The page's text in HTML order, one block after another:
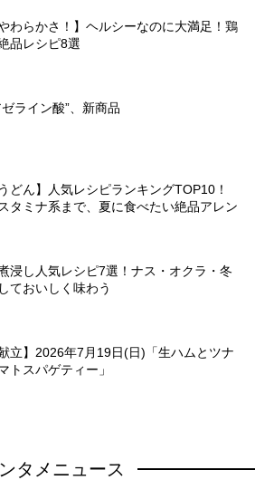
やわらかさ！】ヘルシーなのに大満足！鶏
品レシピ8選
ライン酸”、新商品
どん】人気レシピランキングTOP10！
タミナ系まで、夏に食べたい絶品アレン
浸し人気レシピ7選！ナス・オクラ・冬
ておいしく味わう
献立】2026年7月19日(日)「生ハムとツナ
トスパゲティー」
タメニュース